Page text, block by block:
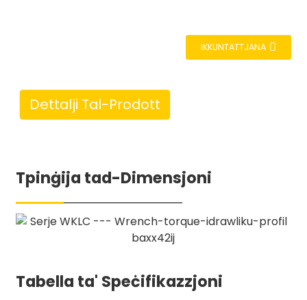
IKKUNTATTJANA
Dettalji Tal-Prodott
Tpinġija tad-Dimensjoni
Tabella ta' Speċifikazzjoni